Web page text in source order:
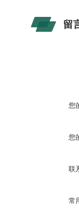
留
您
您
联
常